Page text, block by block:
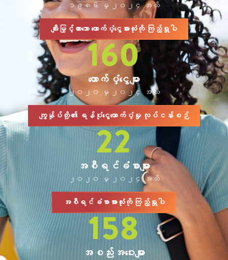
၁၉၈၆ မှ ၂၀၂၄ အထိ
ချီးမြှင့်ထားသော ထောက်ပံ့ငွေအားလုံးကို ကြည့်ရှုပါ
160
ထောက်ပံ့ငွေများ
၂၀၂၀ မှ ၂၀၂၄ အထိ
ကျွန်ုပ်တို့၏ ရန်ပုံငွေထောက်ပံ့မှု လုပ်ငန်းစဉ်
22
အစီရင်ခံစာများ
၂၀၂၀ မှ ၂၀၂၄ အထိ
အစီရင်ခံစာအားလုံးကို ကြည့်ရှုပါ
158
အစည်းအဝေးများ